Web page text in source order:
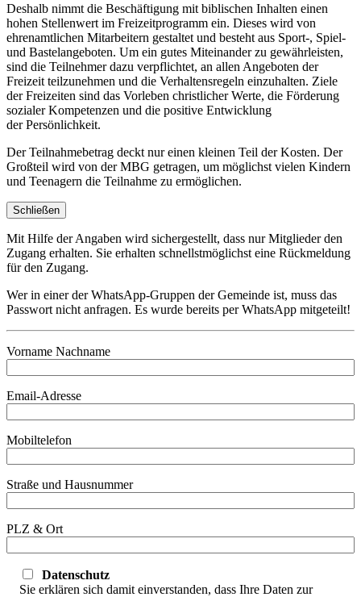
Deshalb nimmt die Beschäftigung mit biblischen Inhalten einen
hohen Stellenwert im Freizeitprogramm ein. Dieses wird von
ehrenamtlichen Mitarbeitern gestaltet und besteht aus Sport-, Spiel-
und Bastelangeboten. Um ein gutes Miteinander zu gewährleisten,
sind die Teilnehmer dazu verpflichtet, an allen Angeboten der
Freizeit teilzunehmen und die Verhaltensregeln einzuhalten. Ziele
der Freizeiten sind das Vorleben christlicher Werte, die Förderung
sozialer Kompetenzen und die positive Entwicklung
der Persönlichkeit.
Der Teilnahmebetrag deckt nur einen kleinen Teil der Kosten. Der
Großteil wird von der MBG getragen, um möglichst vielen Kindern
und Teenagern die Teilnahme zu ermöglichen.
Schließen
Mit Hilfe der Angaben wird sichergestellt, dass nur Mitglieder den
Zugang erhalten. Sie erhalten schnellstmöglichst eine Rückmeldung
für den Zugang.
Wer in einer der WhatsApp-Gruppen der Gemeinde ist, muss das
Passwort nicht anfragen. Es wurde bereits per WhatsApp mitgeteilt!
Vorname Nachname
Email-Adresse
Mobiltelefon
Straße und Hausnummer
PLZ & Ort
Datenschutz
Sie erklären sich damit einverstanden, dass Ihre Daten zur